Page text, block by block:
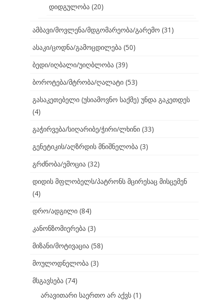
დიდგულობა (20)
ამბავი/მოვლენა/მდგომარეობა/გარემო (31)
ასაკი/ცოდნა/გამოცდილება (50)
ბედი/იღბალი/უიღბლობა (39)
ბოროტება/მტრობა/ღალატი (53)
გასაკეთებელი (უსიამოვნო საქმე) უნდა გაკეთდეს
(4)
გაჭირვება/სიღარიბე/ჭირი/ლხინი (33)
გენეტიკის/აღზრდის მნიშნელობა (3)
გრძნობა/ემოცია (32)
დიდის მფლობელს/პატრონს მცირესაც მისცემენ
(4)
დრო/ადგილი (84)
კანონზომიერება (3)
მიზანი/მოტივაცია (58)
მოულოდნელობა (3)
მსგავსება (74)
არავითარი საერთო არ აქვს (1)